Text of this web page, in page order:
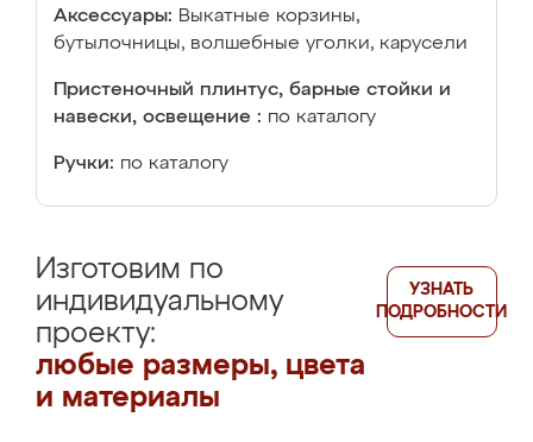
Аксессуары: Выкатные корзины,
бутылочницы, волшебные уголки, карусели
Пристеночный плинтус, барные стойки и
навески, освещение : по каталогу
Ручки: по каталогу
Изготовим по
индивидуальному
проекту:
любые размеры, цвета
и материалы
УЗНАТЬ
ПОДРОБНОСТИ